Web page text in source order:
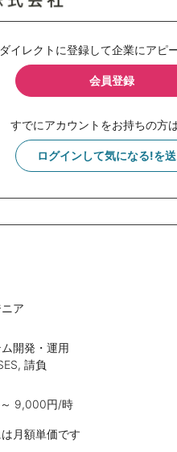
イレクトに登録して企業にアピ
会員登録
すでにアカウントをお持ちの方
ログインして気になる!を
ア
開発・運用
請負
9,000円/時
月額単価です